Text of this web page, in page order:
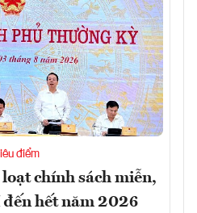
điểm
chính sách miễn,
hết năm 2026